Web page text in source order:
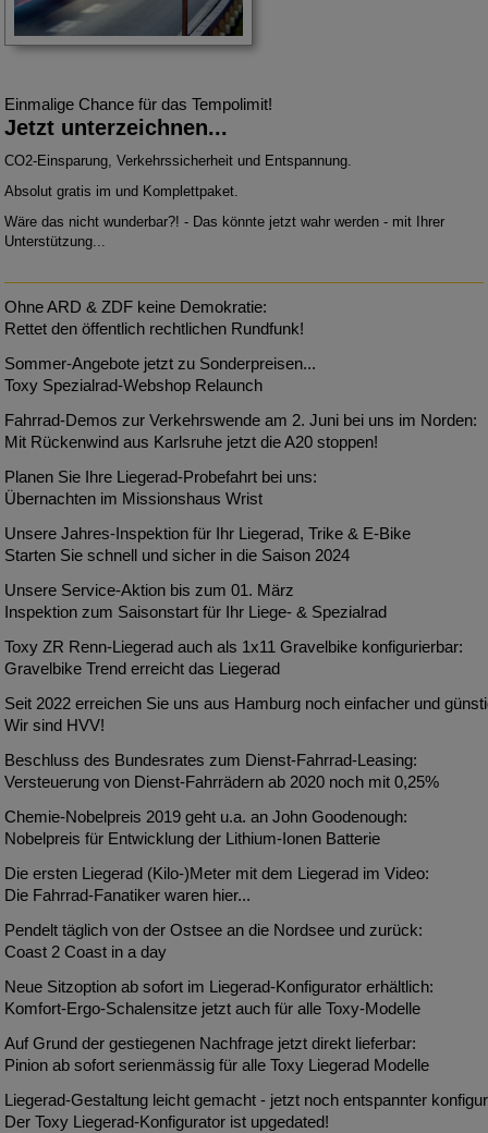
Einmalige Chance für das Tempolimit!
Jetzt unterzeichnen...
CO2-Einsparung, Verkehrssicherheit und Entspannung.
Absolut gratis im und Komplettpaket.
Wäre das nicht wunderbar?! - Das könnte jetzt wahr werden - mit Ihrer
Unterstützung...
Ohne ARD & ZDF keine Demokratie:
Rettet den öffentlich rechtlichen Rundfunk!
Sommer-Angebote jetzt zu Sonderpreisen...
Toxy Spezialrad-Webshop Relaunch
Fahrrad-Demos zur Verkehrswende am 2. Juni bei uns im Norden:
Mit Rückenwind aus Karlsruhe jetzt die A20 stoppen!
Planen Sie Ihre Liegerad-Probefahrt bei uns:
Übernachten im Missionshaus Wrist
Unsere Jahres-Inspektion für Ihr Liegerad, Trike & E-Bike
Starten Sie schnell und sicher in die Saison 2024
Unsere Service-Aktion bis zum 01. März
Inspektion zum Saisonstart für Ihr Liege- & Spezialrad
Toxy ZR Renn-Liegerad auch als 1x11 Gravelbike konfigurierbar:
Gravelbike Trend erreicht das Liegerad
Seit 2022 erreichen Sie uns aus Hamburg noch einfacher und
Wir sind HVV!
Beschluss des Bundesrates zum Dienst-Fahrrad-Leasing:
Versteuerung von Dienst-Fahrrädern ab 2020 noch mit 0,25%
Chemie-Nobelpreis 2019 geht u.a. an John Goodenough:
Nobelpreis für Entwicklung der Lithium-Ionen Batterie
Die ersten Liegerad (Kilo-)Meter mit dem Liegerad im Video:
Die Fahrrad-Fanatiker waren hier...
Pendelt täglich von der Ostsee an die Nordsee und zurück:
Coast 2 Coast in a day
Neue Sitzoption ab sofort im Liegerad-Konfigurator erhältlich:
Komfort-Ergo-Schalensitze jetzt auch für alle Toxy-Modelle
Auf Grund der gestiegenen Nachfrage jetzt direkt lieferbar:
Pinion ab sofort serienmässig für alle Toxy Liegerad Modelle
Liegerad-Gestaltung leicht gemacht - jetzt noch entspannter
Der Toxy Liegerad-Konfigurator ist upgedated!